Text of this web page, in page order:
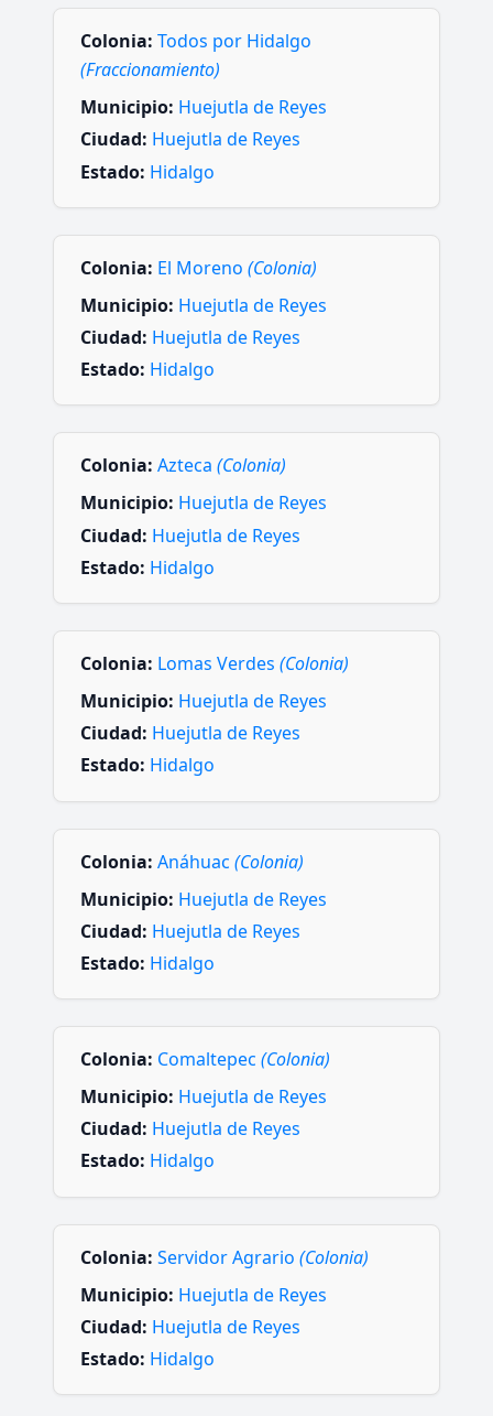
Colonia: Todos por Hidalgo
(Fraccionamiento)
Municipio: Huejutla de Reyes
Ciudad: Huejutla de Reyes
Estado: Hidalgo
Colonia: El Moreno (Colonia)
Municipio: Huejutla de Reyes
Ciudad: Huejutla de Reyes
Estado: Hidalgo
Colonia: Azteca (Colonia)
Municipio: Huejutla de Reyes
Ciudad: Huejutla de Reyes
Estado: Hidalgo
Colonia: Lomas Verdes (Colonia)
Municipio: Huejutla de Reyes
Ciudad: Huejutla de Reyes
Estado: Hidalgo
Colonia: Anáhuac (Colonia)
Municipio: Huejutla de Reyes
Ciudad: Huejutla de Reyes
Estado: Hidalgo
Colonia: Comaltepec (Colonia)
Municipio: Huejutla de Reyes
Ciudad: Huejutla de Reyes
Estado: Hidalgo
Colonia: Servidor Agrario (Colonia)
Municipio: Huejutla de Reyes
Ciudad: Huejutla de Reyes
Estado: Hidalgo